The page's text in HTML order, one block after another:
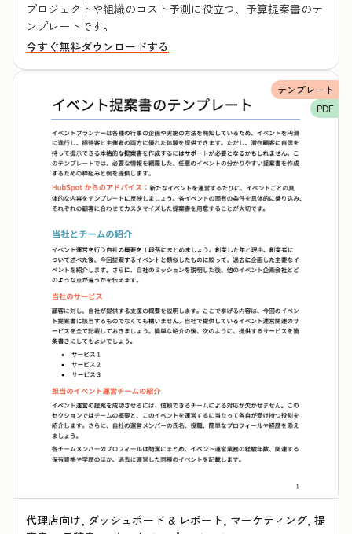
プロジェクトや組織のコスト予測に役立つ、予算提案書のテ
ンプレートです。
今すぐ無料ダウンロードする
テンプレート
PDF
代理店向け, ダッシュボード & レポート, マーケティング, 提